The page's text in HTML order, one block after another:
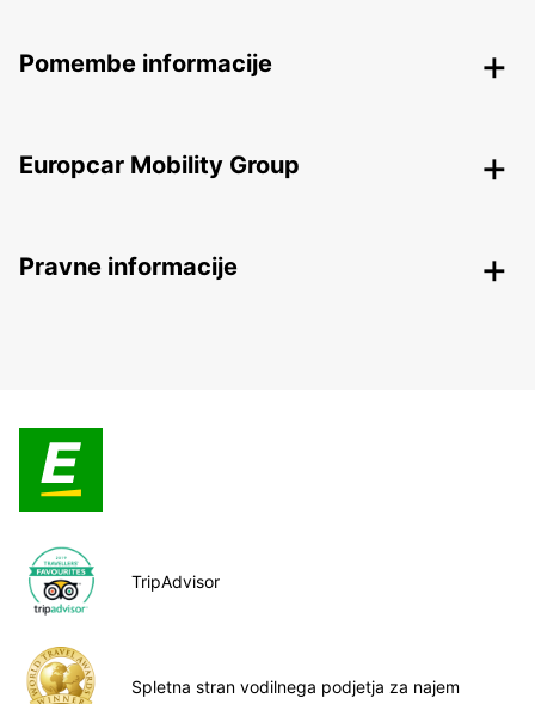
Pomembe informacije
Europcar Mobility Group
Pravne informacije
TripAdvisor
Spletna stran vodilnega podjetja za najem